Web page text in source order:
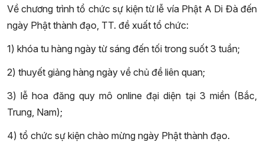
Về chương trình tổ chức sự kiện từ lễ vía Phật A Di Đà đến
ngày Phật thành đạo, TT. đề xuất tổ chức:
1) khóa tu hàng ngày từ sáng đến tối trong suốt 3 tuần;
2) thuyết giảng hàng ngày về chủ đề liên quan;
3) lễ hoa đăng quy mô online đại diện tại 3 miền (Bắc,
Trung, Nam);
4) tổ chức sự kiện chào mừng ngày Phật thành đạo.